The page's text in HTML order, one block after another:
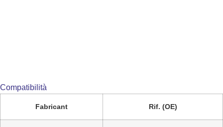
Compatibilità
Fabricant Rif. (OE)